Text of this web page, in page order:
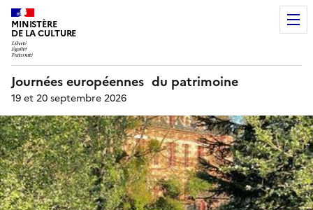
MINISTÈRE
DE LA CULTURE
Journées européennes du patrimoine
19 et 20 septembre 2026